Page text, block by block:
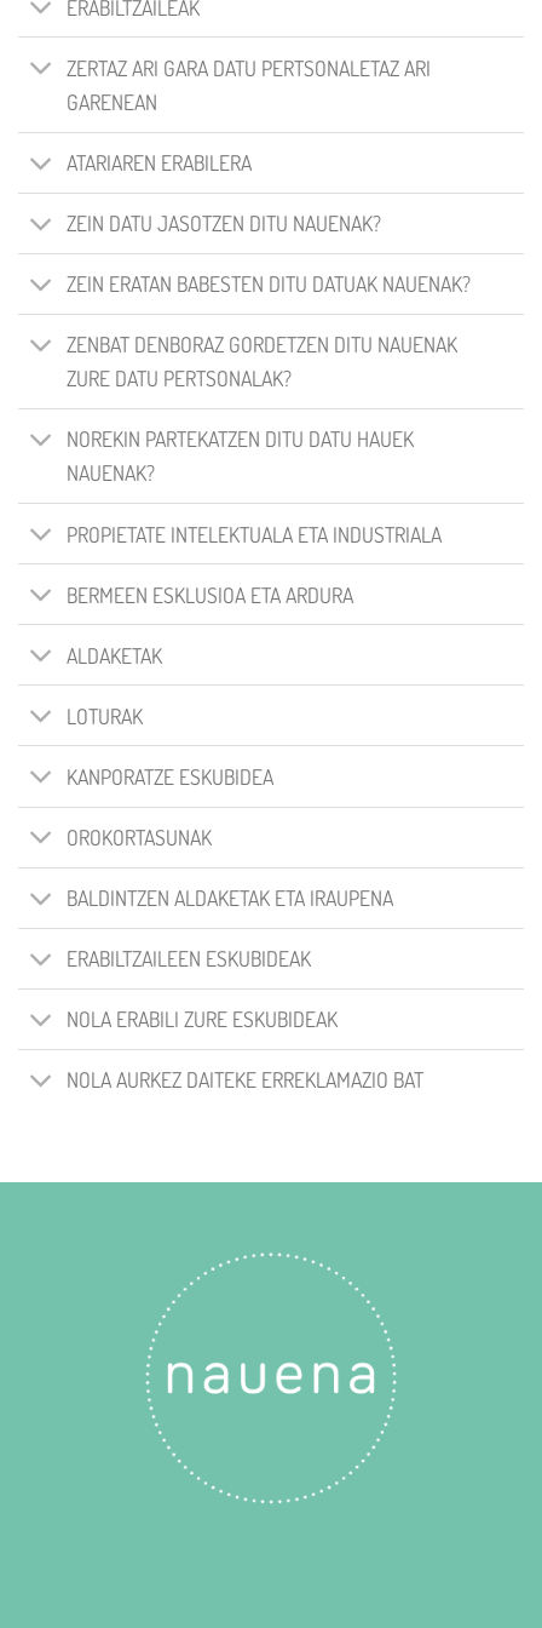
ERABILTZAILEAK
ZERTAZ ARI GARA DATU PERTSONALETAZ ARI
GARENEAN
ATARIAREN ERABILERA
ZEIN DATU JASOTZEN DITU NAUENAK?
ZEIN ERATAN BABESTEN DITU DATUAK NAUENAK?
ZENBAT DENBORAZ GORDETZEN DITU NAUENAK
ZURE DATU PERTSONALAK?
NOREKIN PARTEKATZEN DITU DATU HAUEK
NAUENAK?
PROPIETATE INTELEKTUALA ETA INDUSTRIALA
BERMEEN ESKLUSIOA ETA ARDURA
ALDAKETAK
LOTURAK
KANPORATZE ESKUBIDEA
OROKORTASUNAK
BALDINTZEN ALDAKETAK ETA IRAUPENA
ERABILTZAILEEN ESKUBIDEAK
NOLA ERABILI ZURE ESKUBIDEAK
NOLA AURKEZ DAITEKE ERREKLAMAZIO BAT